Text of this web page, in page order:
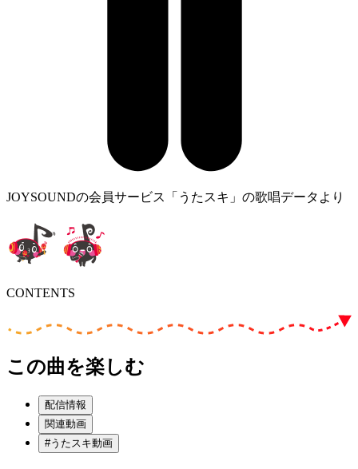
JOYSOUNDの会員サービス「うたスキ」の歌唱データより
CONTENTS
この曲を楽しむ
配信情報
関連動画
#うたスキ動画